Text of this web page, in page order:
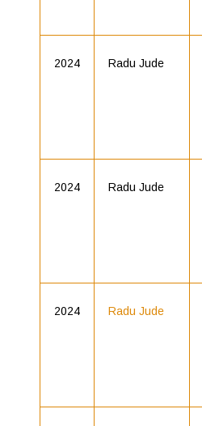
2024 Radu Jude
2024 Radu Jude
2024 Radu Jude